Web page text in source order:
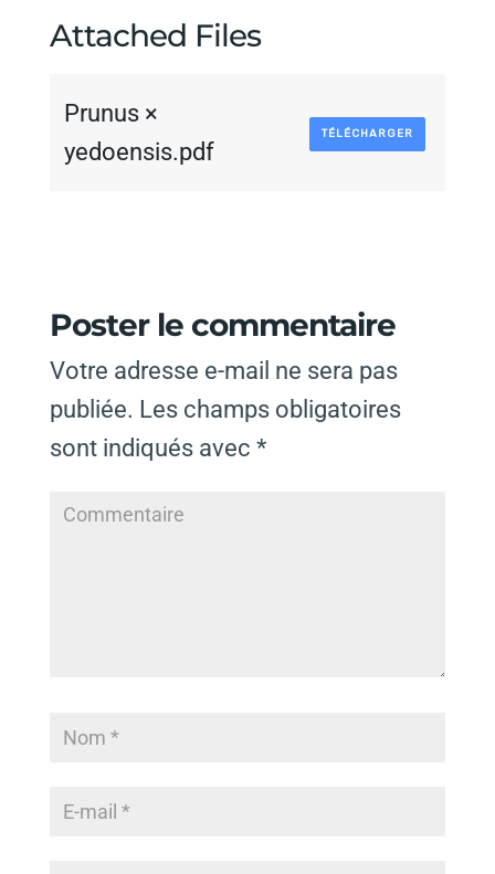
Attached Files
Prunus ×
yedoensis.pdf
TÉLÉCHARGER
Poster le commentaire
Votre adresse e-mail ne sera pas
publiée. Les champs obligatoires
sont indiqués avec *